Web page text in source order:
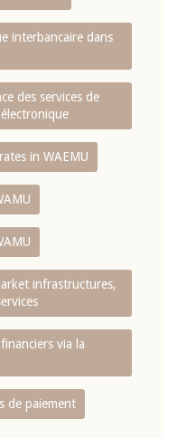
interbancaire dans
des services de
in WAEMU
infrastructures,
via la
de paiement